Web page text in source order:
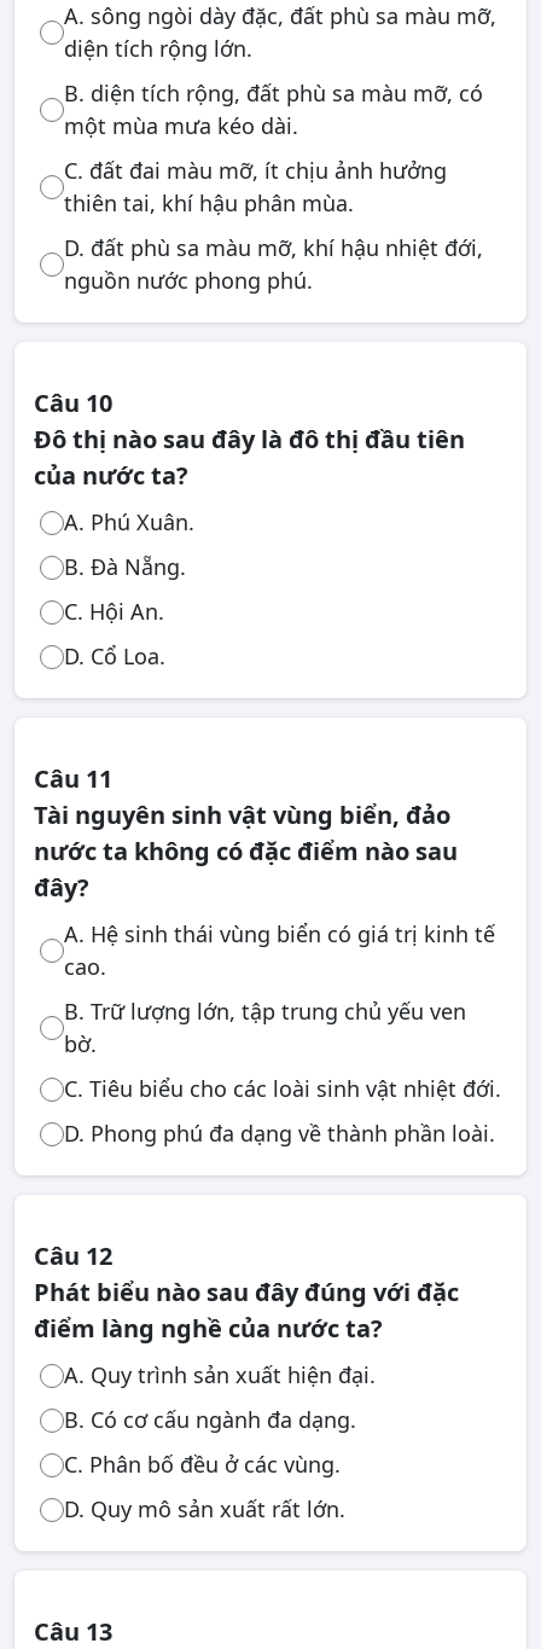
A. sông ngòi dày đặc, đất phù sa màu mỡ,
diện tích rộng lớn.
B. diện tích rộng, đất phù sa màu mỡ, có
một mùa mưa kéo dài.
C. đất đai màu mỡ, ít chịu ảnh hưởng
thiên tai, khí hậu phân mùa.
D. đất phù sa màu mỡ, khí hậu nhiệt đới,
nguồn nước phong phú.
Câu 10
Đô thị nào sau đây là đô thị đầu tiên
của nước ta?
A. Phú Xuân.
B. Đà Nẵng.
C. Hội An.
D. Cổ Loa.
Câu 11
Tài nguyên sinh vật vùng biển, đảo
nước ta không có đặc điểm nào sau
đây?
A. Hệ sinh thái vùng biển có giá trị kinh tế
cao.
B. Trữ lượng lớn, tập trung chủ yếu ven
bờ.
C. Tiêu biểu cho các loài sinh vật nhiệt đới.
D. Phong phú đa dạng về thành phần loài.
Câu 12
Phát biểu nào sau đây đúng với đặc
điểm làng nghề của nước ta?
A. Quy trình sản xuất hiện đại.
B. Có cơ cấu ngành đa dạng.
C. Phân bố đều ở các vùng.
D. Quy mô sản xuất rất lớn.
Câu 13